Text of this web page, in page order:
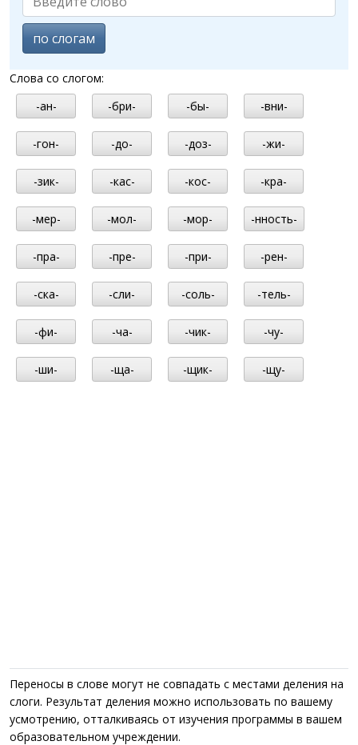
по слогам
Слова со слогом:
-ан-
-бри- -бы- -вни-
-гон- -до- -доз- -жи-
-зик- -кас- -кос- -кра-
-мер- -мол- -мор- -нность-
-пра- -пре- -при- -рен-
-ска- -сли- -соль- -тель-
-фи- -ча- -чик- -чу-
-ши- -ща- -щик- -щу-
Переносы в слове могут не совпадать с местами деления на
слоги. Результат деления можно использовать по вашему
усмотрению, отталкиваясь от изучения программы в вашем
образовательном учреждении.